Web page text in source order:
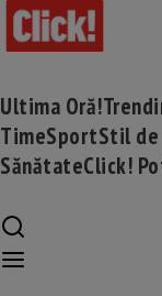
Ultima Oră!
TimeSportStil
SănătateClick!